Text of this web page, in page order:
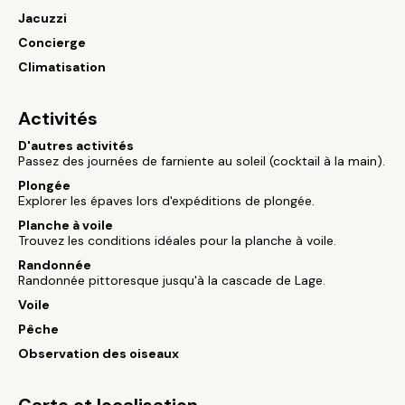
Jacuzzi
Concierge
Climatisation
Activités
D'autres activités
Passez des journées de farniente au soleil (cocktail à la main).
Plongée
Explorer les épaves lors d'expéditions de plongée.
Planche à voile
Trouvez les conditions idéales pour la planche à voile.
Randonnée
Randonnée pittoresque jusqu'à la cascade de Lage.
Voile
Pêche
Observation des oiseaux